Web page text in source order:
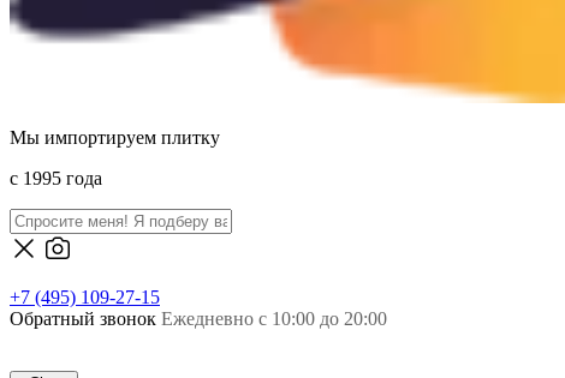
Мы импортируем плитку
c 1995 года
+7 (495) 109-27-15
Обратный звонок Ежедневно с 10:00 до 20:00